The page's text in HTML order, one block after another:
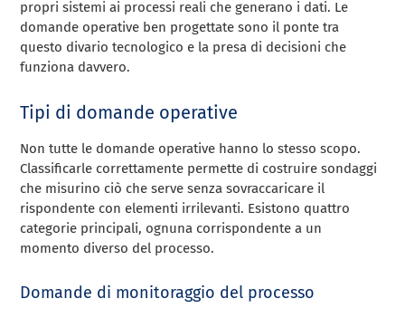
propri sistemi ai processi reali che generano i dati. Le
domande operative ben progettate sono il ponte tra
questo divario tecnologico e la presa di decisioni che
funziona davvero.
Tipi di domande operative
Non tutte le domande operative hanno lo stesso scopo.
Classificarle correttamente permette di costruire sondaggi
che misurino ciò che serve senza sovraccaricare il
rispondente con elementi irrilevanti. Esistono quattro
categorie principali, ognuna corrispondente a un
momento diverso del processo.
Domande di monitoraggio del processo